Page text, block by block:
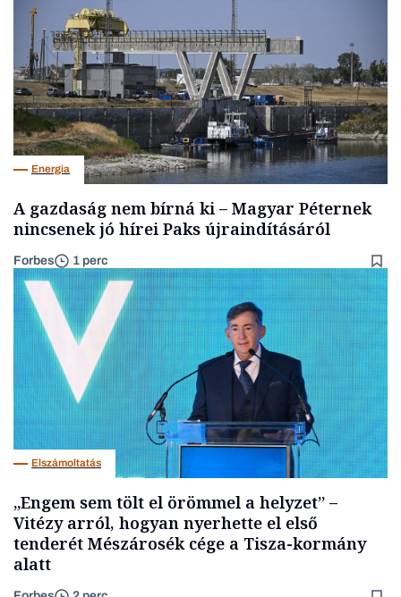
Energia
A gazdaság nem bírná ki – Magyar Péternek
nincsenek jó hírei Paks újraindításáról
Forbes 1 perc
Elszámoltatás
„Engem sem tölt el örömmel a helyzet” –
Vitézy arról, hogyan nyerhette el első
tenderét Mészárosék cége a Tisza-kormány
alatt